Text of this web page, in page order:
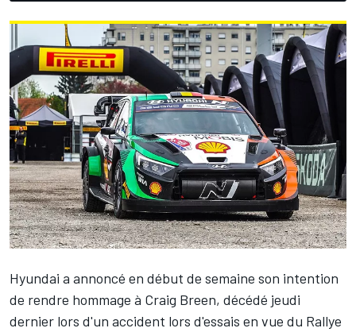
Hyundai a annoncé en début de semaine son intention
de rendre hommage à Craig Breen, décédé jeudi
dernier lors d'un accident lors d'essais en vue du Rallye